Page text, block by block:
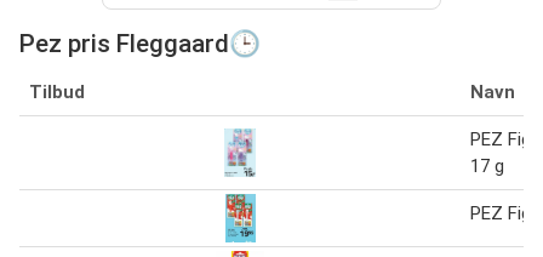
Pez pris Fleggaard🕒
Tilbud Navn
PEZ
17 g
PEZ